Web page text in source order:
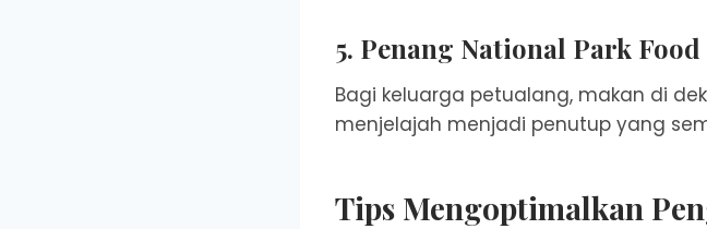
5. Penang National Park
Bagi keluarga petualang, makan di
menjelajah menjadi penutup yang
Tips Mengoptimalkan